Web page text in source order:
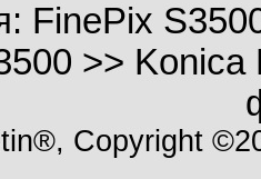
FinePix
>>
Copyright